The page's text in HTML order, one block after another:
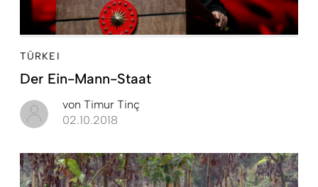
TÜRKEI
Der Ein-Mann-Staat
von Timur Tinç
02.10.2018